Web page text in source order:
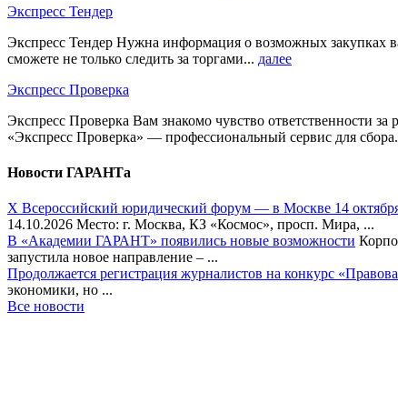
Экспресс Тендер
Экспресс Тендер Нужна информация о возможных закупках
сможете не только следить за торгами... далее
Экспресс Проверка
Экспресс Проверка Вам знакомо чувство ответственности
«Экспресс Проверка» — профессиональный сервис для
Новости ГАРАНТа
Х Всероссийский юридический форум — в Москве 14
14.10.2026 Место: г. Москва, КЗ «Космос», просп. Мира, ...
В «Академии ГАРАНТ» появились новые возможности
запустила новое направление – ...
Продолжается регистрация журналистов на конкурс
экономики, но ...
Все новости